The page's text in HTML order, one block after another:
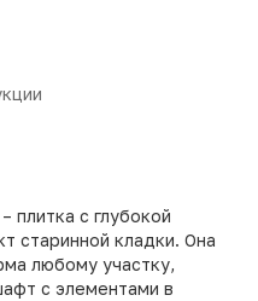
плитка с глубокой
старинной кладки. Она
любому участку,
с элементами в